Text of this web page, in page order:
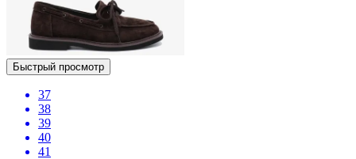
Быстрый просмотр
37
38
39
40
41